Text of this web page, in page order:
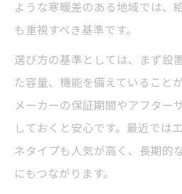
ような寒暖差のある地域では、
も重視すべき基準です。
選び方の基準としては、まず設
た容量、機能を備えていること
メーカーの保証期間やアフター
しておくと安心です。最近では
ネタイプも人気が高く、長期的
にもつながります。